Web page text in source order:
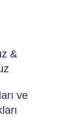
&
ve